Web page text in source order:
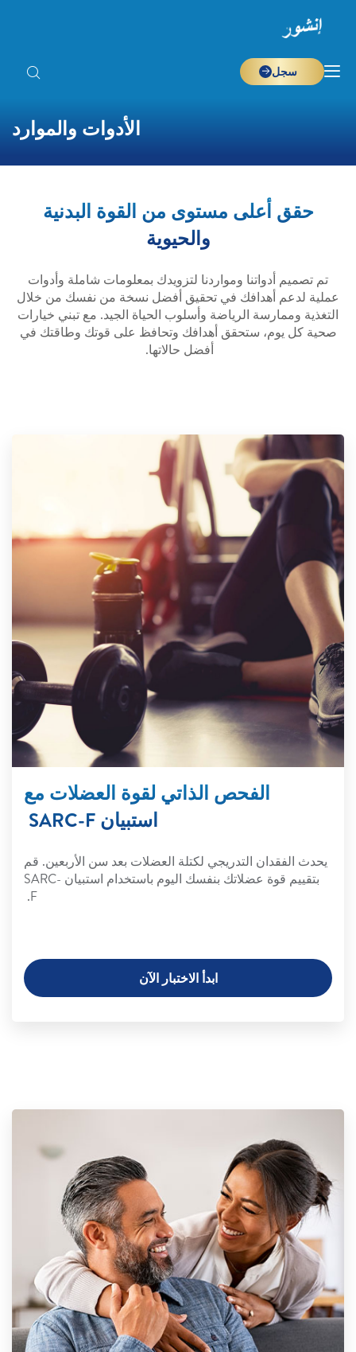
سجل
الأدوات والموارد
حقق أعلى مستوى من القوة البدنية
والحيوية
تم تصميم أدواتنا ومواردنا لتزويدك بمعلومات شاملة وأدوات
عملية لدعم أهدافك في تحقيق أفضل نسخة من نفسك من خلال
التغذية وممارسة الرياضة وأسلوب الحياة الجيد. مع تبني خيارات
صحية كل يوم، ستحقق أهدافك وتحافظ على قوتك وطاقتك في
أفضل حالاتها.
الفحص الذاتي لقوة العضلات مع
استبيان SARC-F
يحدث الفقدان التدريجي لكتلة العضلات بعد سن الأربعين. قم
بتقييم قوة عضلاتك بنفسك اليوم باستخدام استبيان SARC-
F.
ابدأ الاختبار الآن